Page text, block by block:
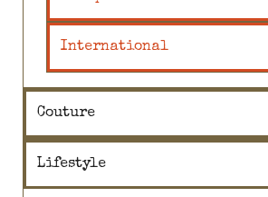
International
Couture
Lifestyle